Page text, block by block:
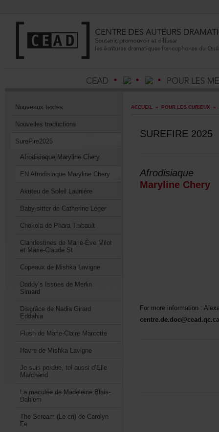
Nouveauxtextes
Nouvellestraductions
SureFire2025
AfrodisiaqueMarylineChery
ENAfrodisiaqueMarylineChery
AkuteudeSoleilLaunière
Baby-sitterdeCatherineLéger
ChokoladePharaThibault
ClandestinesdeMarie-ÈveMilot
etMarie-ClaudeSt
CopeauxdeMishkaLavigne
Daddy’sIssuesdeMerlin
Simard
DisgrâcedeNadiaGirard
Eddahia
FlushdeMarie-ClaireMarcotte
HavredeMishkaLavigne
Jesuisperdue,toiaussid’Elie
Marchand
LamaculéedeMadeleineBlais-
Dahlem
TheScream(Lecri)deCarolyn
Fe
ACCUEIL » POURLESCURIEUX »
SUREFIRE2025
Afrodisiaque
MarylineChery
centre.de.doc@cead.qc.ca